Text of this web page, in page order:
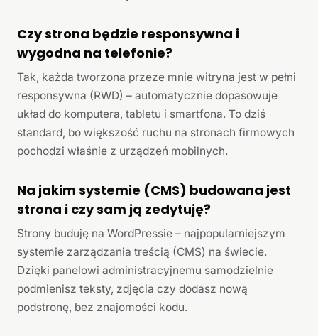
Czy strona będzie responsywna i
wygodna na telefonie?
Tak, każda tworzona przeze mnie witryna jest w pełni
responsywna (RWD) – automatycznie dopasowuje
układ do komputera, tabletu i smartfona. To dziś
standard, bo większość ruchu na stronach firmowych
pochodzi właśnie z urządzeń mobilnych.
Na jakim systemie (CMS) budowana jest
strona i czy sam ją zedytuję?
Strony buduję na WordPressie – najpopularniejszym
systemie zarządzania treścią (CMS) na świecie.
Dzięki panelowi administracyjnemu samodzielnie
podmienisz teksty, zdjęcia czy dodasz nową
podstronę, bez znajomości kodu.